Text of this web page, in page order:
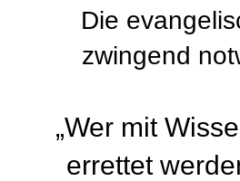
Die
zwingend
„Wer mit
errettet